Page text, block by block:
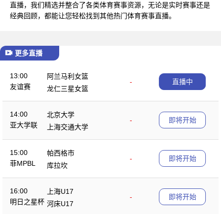
直播，我们精选并整合了各类体育赛事资源，无论是实时赛事还是
经典回顾，都能让您轻松找到其他热门体育赛事直播。
更多直播
13:00
友谊赛
阿兰马利女篮
-
龙仁三星女篮
直播中
14:00
亚大学联
北京大学
-
上海交通大学
即将开始
15:00
菲MPBL
帕西格市
-
库拉坎
即将开始
16:00
明日之星杯
上海U17
-
河床U17
即将开始